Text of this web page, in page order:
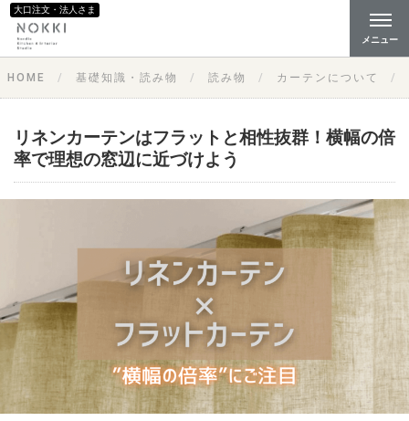
大口注文・法人さま
メニュー
HOME 基礎知識・読み物 読み物 カーテンについて
リネンカーテンはフラットと相性抜群！横幅の倍
率で理想の窓辺に近づけよう